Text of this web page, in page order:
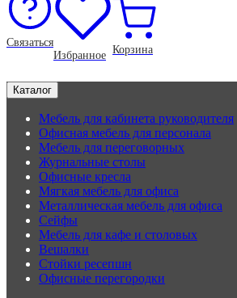
Связаться
Избранное Корзина
Каталог
Мебель для кабинета руководителя
Офисная мебель для персонала
Мебель для переговорных
Журнальные столы
Офисные кресла
Мягкая мебель для офиса
Металлическая мебель для офиса
Сейфы
Мебель для кафе и столовых
Вешалки
Стойки ресепшн
Офисные перегородки